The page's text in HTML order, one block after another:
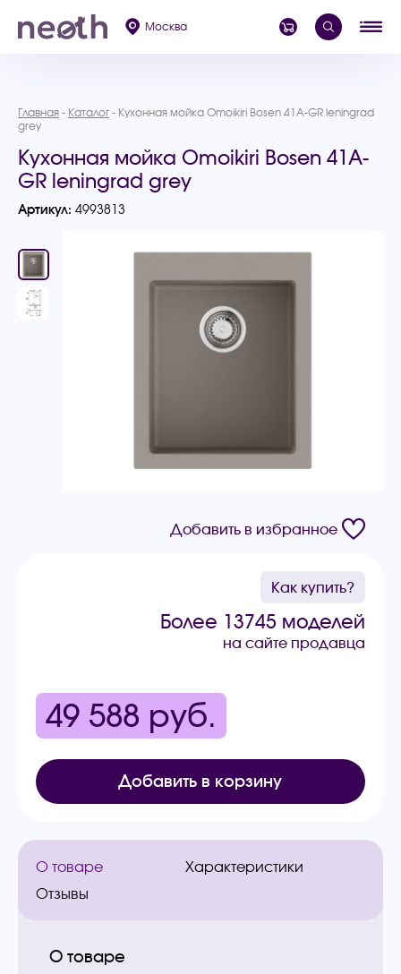
Москва
Главная Каталог
Кухонная мойка Omoikiri Bosen 41A-GR leningrad
grey
Кухонная мойка Omoikiri Bosen 41A-
GR leningrad grey
Артикул: 4993813
Добавить в избранное
Как купить?
Более 13745 моделей
на сайте продавца
49 588 руб.
Добавить в корзину
О товаре
Характеристики
Отзывы
О товаре